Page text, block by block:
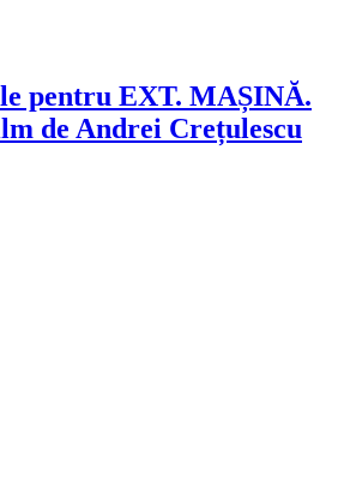
pentru EXT. MAȘINĂ.
de Andrei Crețulescu